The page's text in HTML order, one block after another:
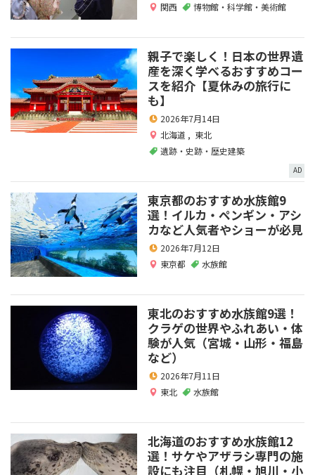
関西
博物館・科学館・美術館
親子で楽しく！日本の世界遺
産を深く学べるおすすめコー
スを紹介【夏休みの旅行に
も】
2026年7月14日
北海道 , 東北
遺跡・史跡・歴史建築
AD
東京都のおすすめ水族館9
選！イルカ・ペンギン・アシ
カなど人気者やショーが必見
2026年7月12日
東京都
水族館
東北のおすすめ水族館9選！
クラゲの世界やふれあい・体
験が人気（宮城・山形・福島
など）
2026年7月11日
東北
水族館
北海道のおすすめ水族館12
選！サケやアザラシ専門の施
設にも注目（札幌・旭川・小